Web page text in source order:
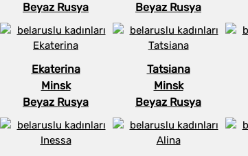
Beyaz Rusya
Beyaz Rusya
Ekaterina
Minsk
Beyaz Rusya
Tatsiana
Minsk
Beyaz Rusya